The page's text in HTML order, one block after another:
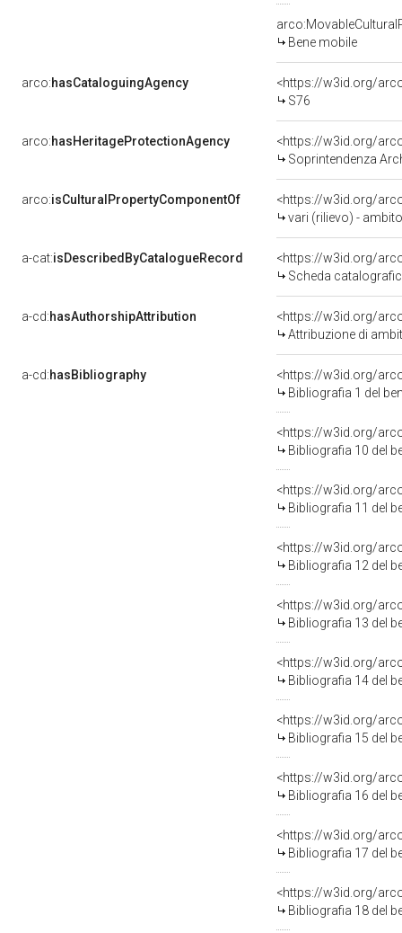
Bene mobile
arco:hasCataloguingAgency
<https://w3id.org/
S76
arco:hasHeritageProtectionAgency
<https://w3id.org/
Soprintendenza
arco:isCulturalPropertyComponentOf
<https://w3id.org/
vari (rilievo) -
a-cat:isDescribedByCatalogueRecord
<https://w3id.org/
Scheda
a-cd:hasAuthorshipAttribution
Attribuzione di
a-cd:hasBibliography
<https://w3id.org/
Bibliografia 1 del
<https://w3id.org/
Bibliografia 10 del
<https://w3id.org/
Bibliografia 11 del
<https://w3id.org/
Bibliografia 12 del
<https://w3id.org/
Bibliografia 13 del
<https://w3id.org/
Bibliografia 14 del
<https://w3id.org/
Bibliografia 15 del
<https://w3id.org/
Bibliografia 16 del
<https://w3id.org/
Bibliografia 17 del
<https://w3id.org/
Bibliografia 18 del